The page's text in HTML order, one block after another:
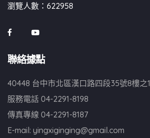
瀏覽人數：622958
聯絡據點
40448 台中市北區漢口路四段35號8樓之1
服務電話 04-2291-8198
傳真專線 04-2291-8187
E-mail: yingxiginging@gmail.com